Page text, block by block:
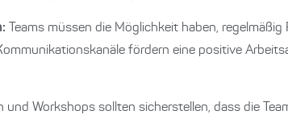
Teams müssen die Möglichkeit haben,
fördern eine positive
und Workshops sollten sicherstellen, dass die